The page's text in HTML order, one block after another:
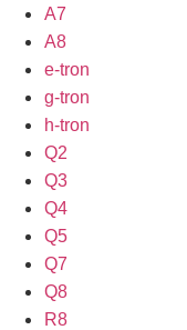
A7
A8
e-tron
g-tron
h-tron
Q2
Q3
Q4
Q5
Q7
Q8
R8